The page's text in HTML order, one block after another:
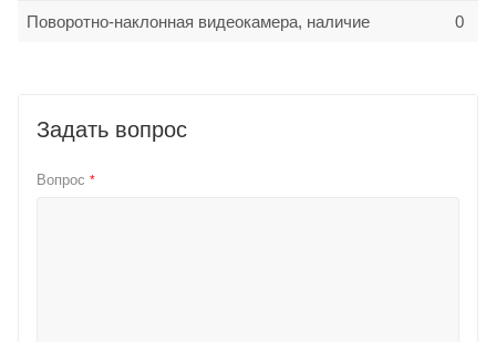
Поворотно-наклонная видеокамера, наличие 0
Задать вопрос
Вопрос *